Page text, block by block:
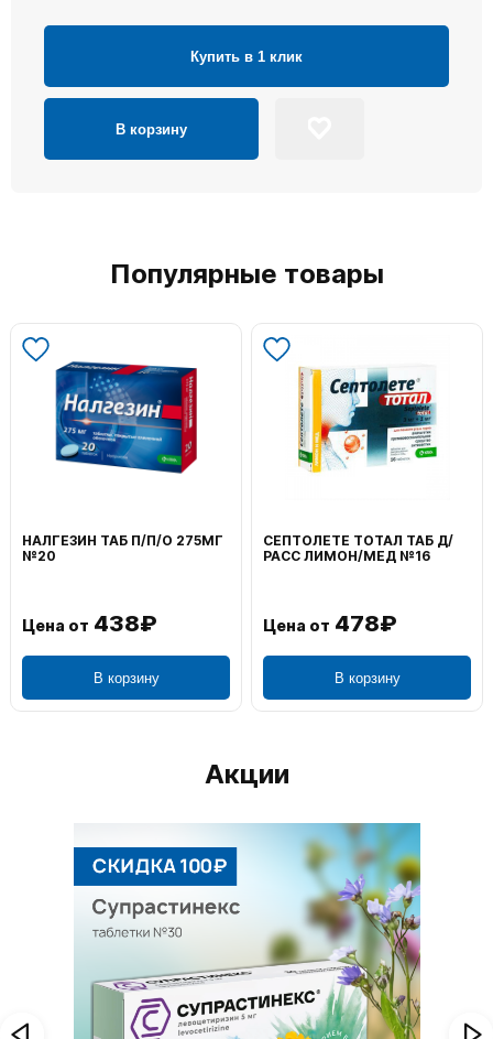
Купить в 1 клик
В корзину
Популярные товары
НАЛГЕЗИН ТАБ П/П/О 275МГ
№20
Цена от 438₽
В корзину
СЕПТОЛЕТЕ ТОТАЛ ТАБ Д/
РАСС ЛИМОН/МЕД №16
Цена от 478₽
В корзину
Акции